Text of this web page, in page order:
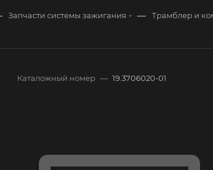
Запчасти системы зажигания — Трамблер и
Каталожный номер — 19.3706020-01